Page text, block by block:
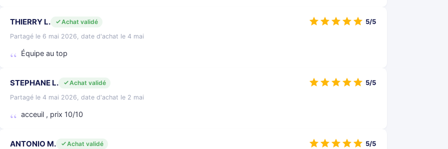
THIERRY L.
Achat validé
Partagé le 6 mai 2026, date d'achat le 4 mai
Équipe au top
5/5
STEPHANE L.
Achat validé
Partagé le 4 mai 2026, date d'achat le 2 mai
acceuil , prix 10/10
5/5
ANTONIO M.
Achat validé
5/5